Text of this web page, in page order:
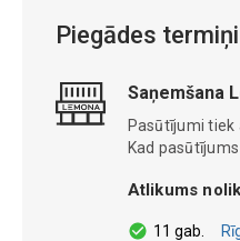
Piegādes termiņi
Saņemšana
Pasūtījumi tiek
Kad
Atlikums
11 gab.